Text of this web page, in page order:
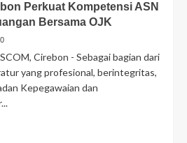
Perkuat Kompetensi ASN
Bersama OJK
0
Cirebon - Sebagai bagian dari
yang profesional, berintegritas,
Kepegawaian dan